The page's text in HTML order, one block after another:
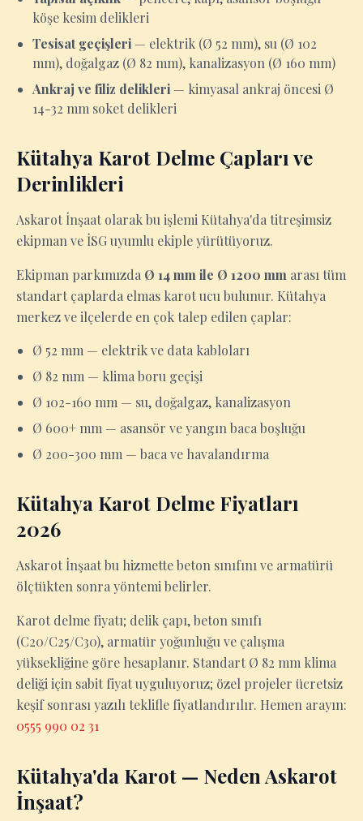
köşe kesim delikleri
Tesisat geçişleri — elektrik (Ø 52 mm), su (Ø 102
mm), doğalgaz (Ø 82 mm), kanalizasyon (Ø 160 mm)
Ankraj ve filiz delikleri — kimyasal ankraj öncesi Ø
14-32 mm soket delikleri
Kütahya Karot Delme Çapları ve
Derinlikleri
Askarot İnşaat olarak bu işlemi Kütahya'da titreşimsiz
ekipman ve İSG uyumlu ekiple yürütüyoruz.
Ekipman parkımızda Ø 14 mm ile Ø 1200 mm arası tüm
standart çaplarda elmas karot ucu bulunur. Kütahya
merkez ve ilçelerde en çok talep edilen çaplar:
Ø 52 mm — elektrik ve data kabloları
Ø 82 mm — klima boru geçişi
Ø 102-160 mm — su, doğalgaz, kanalizasyon
Ø 600+ mm — asansör ve yangın baca boşluğu
Ø 200-300 mm — baca ve havalandırma
Kütahya Karot Delme Fiyatları
2026
Askarot İnşaat bu hizmette beton sınıfını ve armatürü
ölçtükten sonra yöntemi belirler.
Karot delme fiyatı; delik çapı, beton sınıfı
(C20/C25/C30), armatür yoğunluğu ve çalışma
yüksekliğine göre hesaplanır. Standart Ø 82 mm klima
deliği için sabit fiyat uyguluyoruz; özel projeler ücretsiz
keşif sonrası yazılı teklifle fiyatlandırılır. Hemen arayın:
0555 990 02 31
Kütahya'da Karot — Neden Askarot
İnşaat?